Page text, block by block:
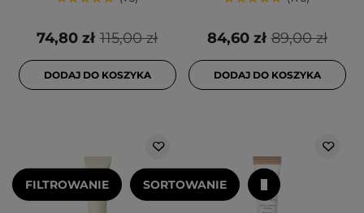
115,00 zł
74,80 zł
DODAJ DO KOSZYKA
89,00 zł
84,60 zł
DODAJ DO KOSZYKA
FILTROWANIE SORTOWANIE